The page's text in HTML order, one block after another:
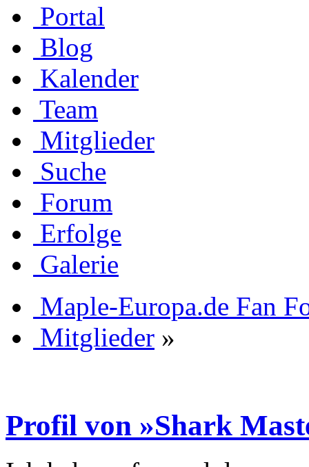
Portal
Blog
Kalender
Team
Mitglieder
Suche
Forum
Erfolge
Galerie
Maple-Europa.de Fan
Mitglieder »
Profil von »Shark